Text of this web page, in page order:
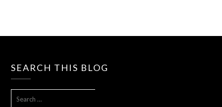
SEARCH THIS BLOG